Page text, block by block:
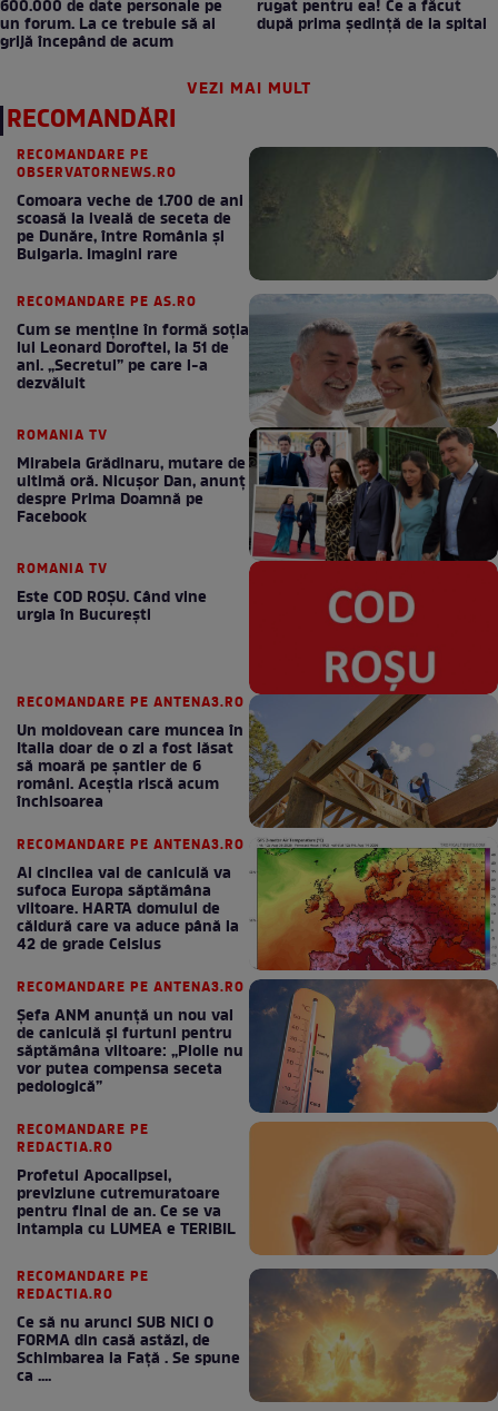
600.000 de date personale pe
un forum. La ce trebuie să ai
grijă începând de acum
rugat pentru ea! Ce a făcut
după prima ședință de la spital
VEZI MAI MULT
RECOMANDĂRI
RECOMANDARE PE
OBSERVATORNEWS.RO
Comoara veche de 1.700 de ani
scoasă la iveală de seceta de
pe Dunăre, între România şi
Bulgaria. Imagini rare
RECOMANDARE PE AS.RO
Cum se menţine în formă soţia
lui Leonard Doroftei, la 51 de
ani. „Secretul” pe care l-a
dezvăluit
ROMANIA TV
Mirabela Grădinaru, mutare de
ultimă oră. Nicuşor Dan, anunţ
despre Prima Doamnă pe
Facebook
ROMANIA TV
Este COD ROŞU. Când vine
urgia în Bucureşti
RECOMANDARE PE ANTENA3.RO
Un moldovean care muncea în
Italia doar de o zi a fost lăsat
să moară pe şantier de 6
români. Aceștia riscă acum
închisoarea
RECOMANDARE PE ANTENA3.RO
Al cincilea val de caniculă va
sufoca Europa săptămâna
viitoare. HARTA domului de
căldură care va aduce până la
42 de grade Celsius
RECOMANDARE PE ANTENA3.RO
Șefa ANM anunță un nou val
de caniculă și furtuni pentru
săptămâna viitoare: „Ploile nu
vor putea compensa seceta
pedologică”
RECOMANDARE PE
REDACTIA.RO
Profetul Apocalipsei,
previziune cutremuratoare
pentru final de an. Ce se va
intampla cu LUMEA e TERIBIL
RECOMANDARE PE
REDACTIA.RO
Ce să nu arunci SUB NICI O
FORMA din casă astăzi, de
Schimbarea la Față . Se spune
ca ....